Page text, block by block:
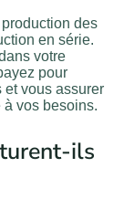
des
en série.
votre
pour
et vous assurer
vos besoins.
ils